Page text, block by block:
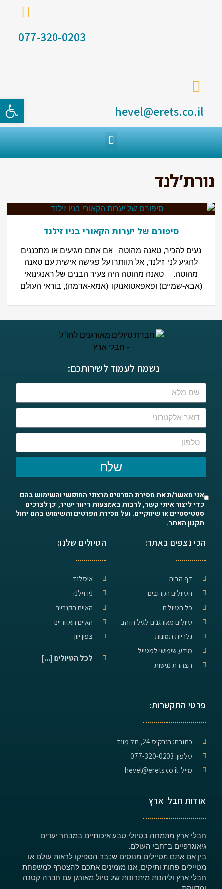
077-320-0203
hevel@erets.co.il
נורת’לנד
סיפורם של יערות הקאורי בניו זילנד
נעים להכיר, טאנה מהוטה אם אתם מגיעים או מתכננים
להגיע לניו זילנד, אל תוותרו על פגישה אישית עם טאנה
מהוטה. טאנה מהוטה היה צעיר הבנים של ראנגינואי
(אבא-שמיים) ופאפאטואנוקו, (אמא-אדמה), בוראי העולם
נשמח לעמוד לשירותכם:
שלח
אני מאשר/ת את מסירת הפרטים מרצוני החופשי והשימוש בהם
כדי ליצור איתי קשר, לרבות באמצעות דיוור ישיר, וכן לצרכים
סטטיסטיים או שיווקיים. ועל מסירת הפרטים והשימוש בהם יחול
תקנון האתר.
הכי נצפים באתר:
דף הבית
הטיולים הקרובים
כל הטיולים
טיולים מאורגנים לגיל הזהב
גלריית תמונות
מידע שימושי למטייל
הצהרת נגישות
הטיולים שלנו:
איסלנד
ניו זילנד
האיים הקנריים
האיים האזוריים
צפון יוון
לכל הטיולים [...]
פרטי התקשרות:
כתובת: הנרקיס 24, תל מונד
טלפון: 077-320-0203
מייל: hevel@erets.co.il
אודות חבלי ארץ
חבלי ארץ מתמחה בטיולי טבע איכותיים במבחר יעדים
גיאוגרפיים ברחבי העולם.
בין אם אתם מטיילים מנוסים שכבר הספיקו לראות עולם או
מטיילים פחות ותיקים, אנו מזמינים אתכם להצטרף למשפחת
חבלי ארץ וליהנות מיתרונות של טיול מאורגן עם חברה קטנה
פתח